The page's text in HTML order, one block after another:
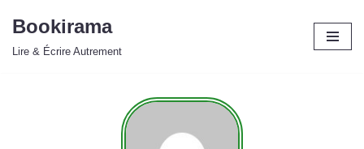
Bookirama
Lire & Écrire Autrement